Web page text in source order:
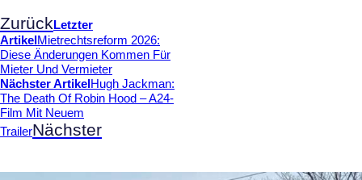
ZurückLetzter
ArtikelMietrechtsreform 2026:
Diese Änderungen Kommen Für
Mieter Und Vermieter
Nächster ArtikelHugh Jackman:
The Death Of Robin Hood – A24-
Film Mit Neuem
TrailerNächster